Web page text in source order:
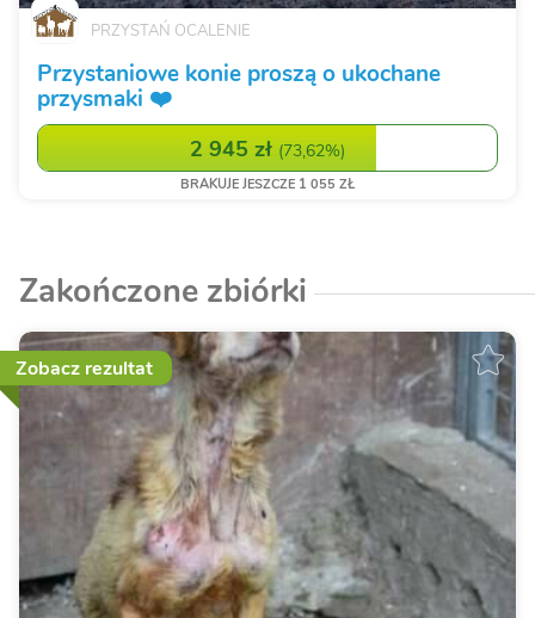
PRZYSTAŃ OCALENIE
Przystaniowe konie proszą o ukochane
przysmaki ❤️
2 945 zł (73,62%)
BRAKUJE JESZCZE 1 055 ZŁ
Zakończone zbiórki
Zobacz rezultat